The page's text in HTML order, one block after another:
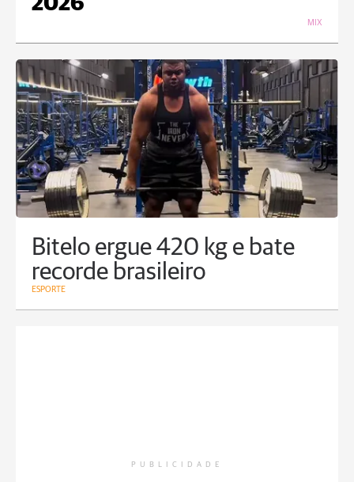
MIX
Bitelo ergue 420 kg e bate
recorde brasileiro
ESPORTE
PUBLICIDADE